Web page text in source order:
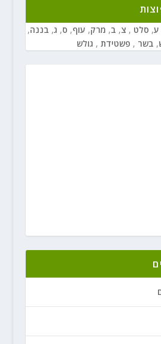
ע, סלט , צ, ב, מרק, עוף, ס, ג, בננה,
, בשר , פשטידת , גולש